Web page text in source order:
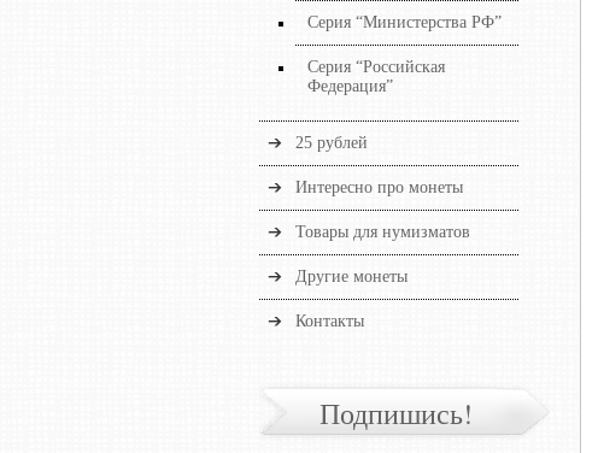
Серия “Министерства РФ”
Серия “Российская
Федерация”
25 рублей
Интересно про монеты
Товары для нумизматов
Другие монеты
Контакты
Подпишись!